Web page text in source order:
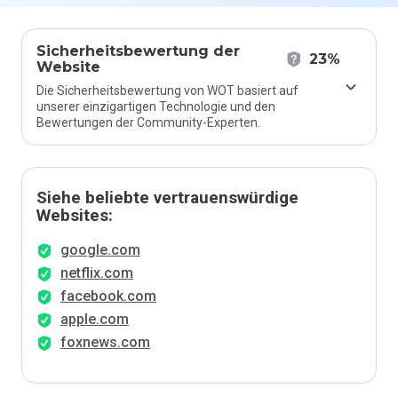
Sicherheitsbewertung der
Website
23%
Die Sicherheitsbewertung von WOT basiert auf
unserer einzigartigen Technologie und den
Bewertungen der Community-Experten.
Siehe beliebte vertrauenswürdige
Websites:
google.com
netflix.com
facebook.com
apple.com
foxnews.com